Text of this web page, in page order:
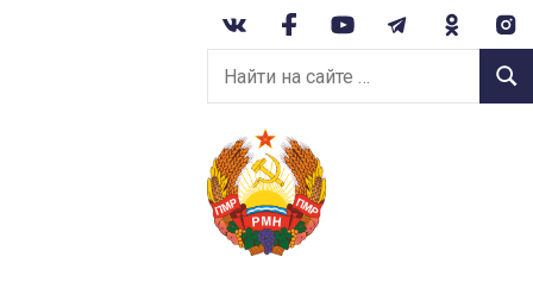
Найти
на
сайте: